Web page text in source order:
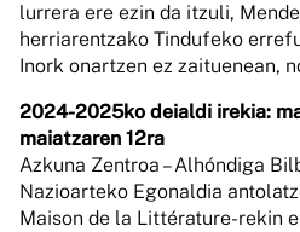
lurrera ere ezin da itzuli,
herriarentzako Tindufeko
Inork onartzen ez zaituenean,
2024-2025ko deialdi irekia:
maiatzaren 12ra
Azkuna Zentroa – Alhóndiga
Nazioarteko Egonaldia
Maison de la Littérature-rekin